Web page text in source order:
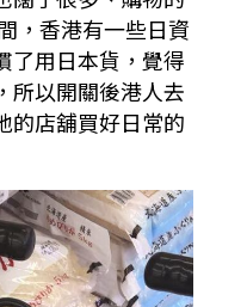
，香港有一些日資
了用日本貨，覺得
所以開關後港人去
的店舖買好日常的